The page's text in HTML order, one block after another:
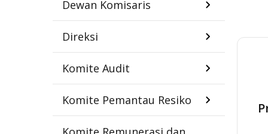
Dewan Komisaris
Direksi
Komite Audit
Komite Pemantau Resiko